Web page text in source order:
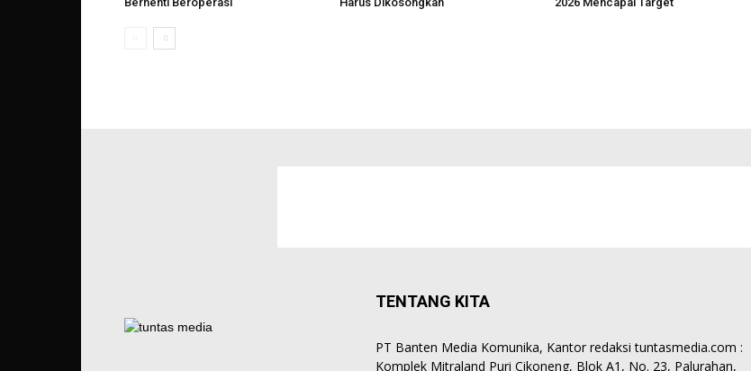
TENTANG KITA
PT Banten Media Komunika, Kantor redaksi tuntasmedia.com :
Komplek Mitraland Puri Cikoneng, Blok A1, No. 23, Palurahan,